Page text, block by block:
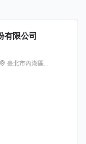
限公司
臺北市內湖區